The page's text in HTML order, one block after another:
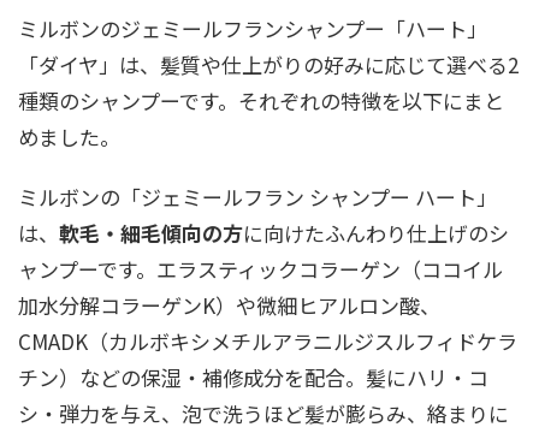
ミルボンのジェミールフランシャンプー「ハート」
「ダイヤ」は、髪質や仕上がりの好みに応じて選べる2
種類のシャンプーです。それぞれの特徴を以下にまと
めました。
ミルボンの「ジェミールフラン シャンプー ハート」
は、 軟毛・細毛傾向の方に向けたふんわり仕上げのシ
ャンプーです。エラスティックコラーゲン（ココイル
加水分解コラーゲンK）や微細ヒアルロン酸、
CMADK（カルボキシメチルアラニルジスルフィドケラ
チン）などの保湿・補修成分を配合。髪にハリ・コ
シ・弾力を与え、泡で洗うほど髪が膨らみ、絡まりに